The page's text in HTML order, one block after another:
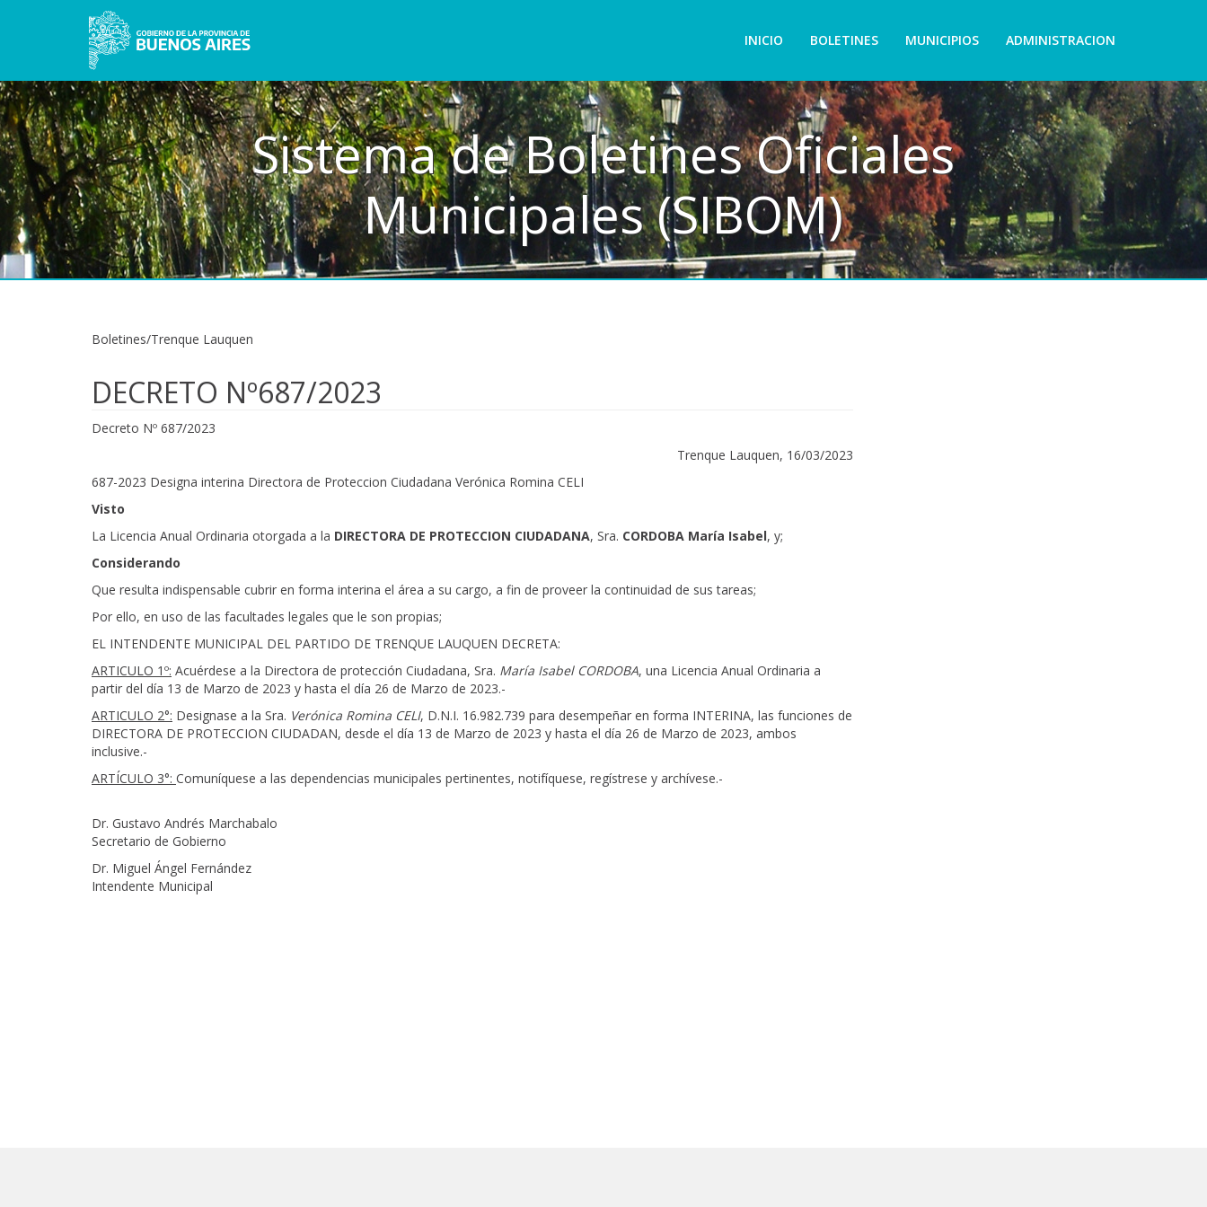
INICIO BOLETINES MUNICIPIOS ADMINISTRACION
Sistema de Boletines Oficiales
Municipales (SIBOM)
Boletines/Trenque Lauquen
DECRETO Nº687/2023
Decreto Nº 687/2023
Trenque Lauquen, 16/03/2023
687-2023 Designa interina Directora de Proteccion Ciudadana Verónica Romina CELI
Visto
La Licencia Anual Ordinaria otorgada a la DIRECTORA DE PROTECCION CIUDADANA, Sra. CORDOBA María Isabel, y;
Considerando
Que resulta indispensable cubrir en forma interina el área a su cargo, a fin de proveer la continuidad de sus tareas;
Por ello, en uso de las facultades legales que le son propias;
EL INTENDENTE MUNICIPAL DEL PARTIDO DE TRENQUE LAUQUEN DECRETA:
ARTICULO 1º: Acuérdese a la Directora de protección Ciudadana, Sra. María Isabel CORDOBA, una Licencia Anual Ordinaria a
partir del día 13 de Marzo de 2023 y hasta el día 26 de Marzo de 2023.-
ARTICULO 2°: Designase a la Sra. Verónica Romina CELI, D.N.I. 16.982.739 para desempeñar en forma INTERINA, las funciones de
DIRECTORA DE PROTECCION CIUDADAN, desde el día 13 de Marzo de 2023 y hasta el día 26 de Marzo de 2023, ambos
inclusive.-
ARTÍCULO 3°: Comuníquese a las dependencias municipales pertinentes, notifíquese, regístrese y archívese.-
Dr. Gustavo Andrés Marchabalo
Secretario de Gobierno
Dr. Miguel Ángel Fernández
Intendente Municipal